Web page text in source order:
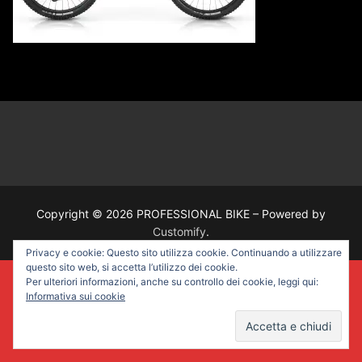
Copyright © 2026 PROFESSIONAL BIKE – Powered by
Customify.
Privacy e cookie: Questo sito utilizza cookie. Continuando a utilizzare
questo sito web, si accetta l’utilizzo dei cookie.
Per ulteriori informazioni, anche su controllo dei cookie, leggi qui:
Informativa sui cookie